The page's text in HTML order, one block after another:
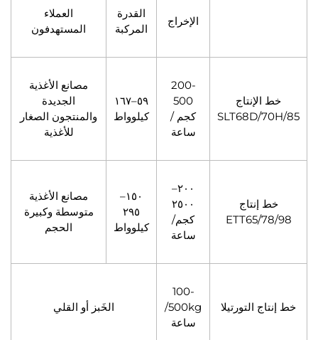
الإخراج
القدرة
المركبة
العملاء
المستهدفون
خط الإنتاج
SLT68D/70H/85
200-
500
كجم /
ساعة
٥٩–١٦٧
كيلوواط
مصانع الأغذية
الجديدة
والمنتجون الصغار
للأغذية
خط إنتاج
ETT65/78/98
٢٠٠–
٢٥٠٠
كجم/
ساعة
١٥٠–
٢٩٥
كيلوواط
مصانع الأغذية
متوسطة وكبيرة
الحجم
خط إنتاج التورتيلا
100-
500kg/
ساعة
الخَبز أو القلي